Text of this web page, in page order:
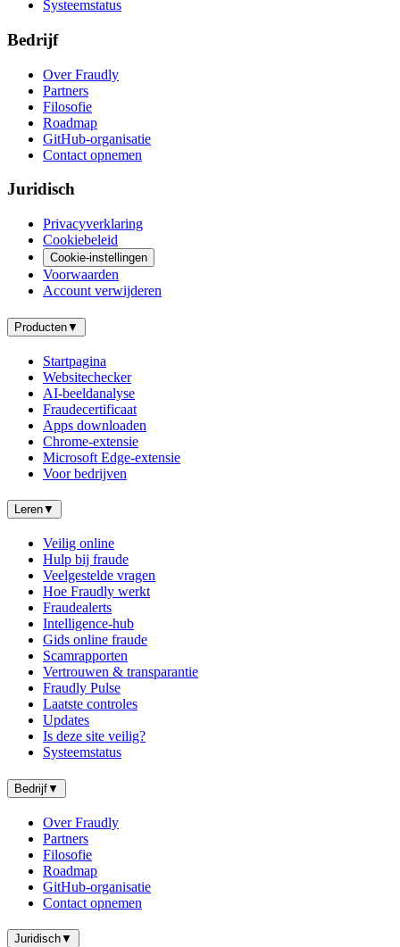
Systeemstatus
Bedrijf
Over Fraudly
Partners
Filosofie
Roadmap
GitHub-organisatie
Contact opnemen
Juridisch
Privacyverklaring
Cookiebeleid
Cookie-instellingen
Voorwaarden
Account verwijderen
Producten▼
Startpagina
Websitechecker
AI-beeldanalyse
Fraudecertificaat
Apps downloaden
Chrome-extensie
Microsoft Edge-extensie
Voor bedrijven
Leren▼
Veilig online
Hulp bij fraude
Veelgestelde vragen
Hoe Fraudly werkt
Fraudealerts
Intelligence-hub
Gids online fraude
Scamrapporten
Vertrouwen & transparantie
Fraudly Pulse
Laatste controles
Updates
Is deze site veilig?
Systeemstatus
Bedrijf▼
Over Fraudly
Partners
Filosofie
Roadmap
GitHub-organisatie
Contact opnemen
Juridisch▼